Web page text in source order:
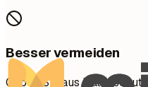
Besser vermeiden
Geben Sie aus